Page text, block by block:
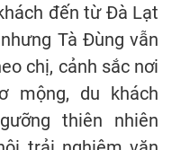
đến từ Đà Lạt
Tà Đùng vẫn
chị, cảnh sắc nơi
mộng, du khách
thiên nhiên